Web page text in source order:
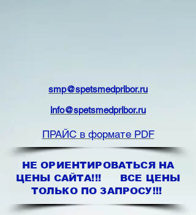
smp@spetsmedpribor.ru
info@spetsmedpribor.ru
ПРАЙС в формате PDF
НЕ ОРИЕНТИРОВАТЬСЯ НА
ЦЕНЫ САЙТА!!! ВСЕ ЦЕНЫ
ТОЛЬКО ПО ЗАПРОСУ!!!